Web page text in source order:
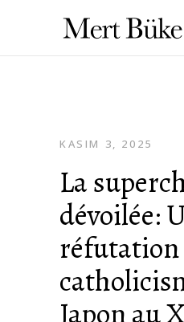
KASIM 3, 2025
La
dévoilée:
Japon au